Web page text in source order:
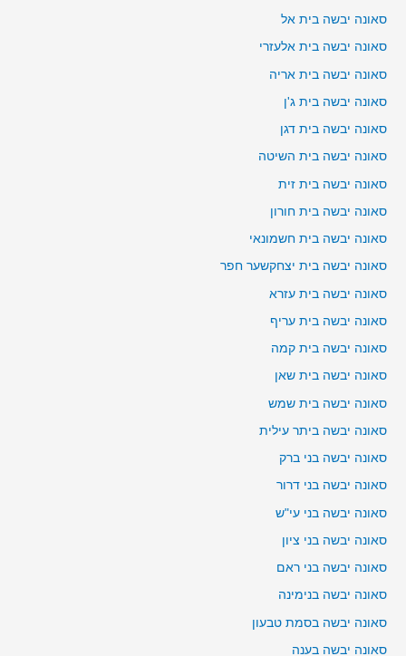
סאונה יבשה בית אל
סאונה יבשה בית אלעזרי
סאונה יבשה בית אריה
סאונה יבשה בית ג'ן
סאונה יבשה בית דגן
סאונה יבשה בית השיטה
סאונה יבשה בית זית
סאונה יבשה בית חורון
סאונה יבשה בית חשמונאי
סאונה יבשה בית יצחקשער חפר
סאונה יבשה בית עזרא
סאונה יבשה בית עריף
סאונה יבשה בית קמה
סאונה יבשה בית שאן
סאונה יבשה בית שמש
סאונה יבשה ביתר עילית
סאונה יבשה בני ברק
סאונה יבשה בני דרור
סאונה יבשה בני עי"ש
סאונה יבשה בני ציון
סאונה יבשה בני ראם
סאונה יבשה בנימינה
סאונה יבשה בסמת טבעון
סאונה יבשה בענה